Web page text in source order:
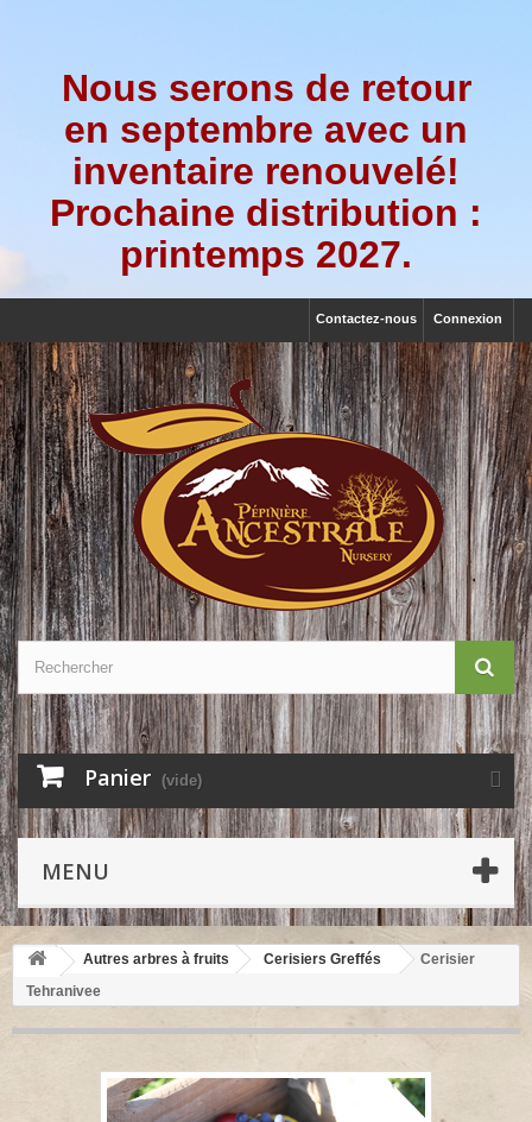
Nous serons de retour
en septembre avec un
inventaire renouvelé!
Prochaine distribution :
printemps 2027.
Connexion
Contactez-nous
Panier (vide)
MENU
Autres arbres à fruits Cerisiers Greffés
Cerisier
Tehranivee